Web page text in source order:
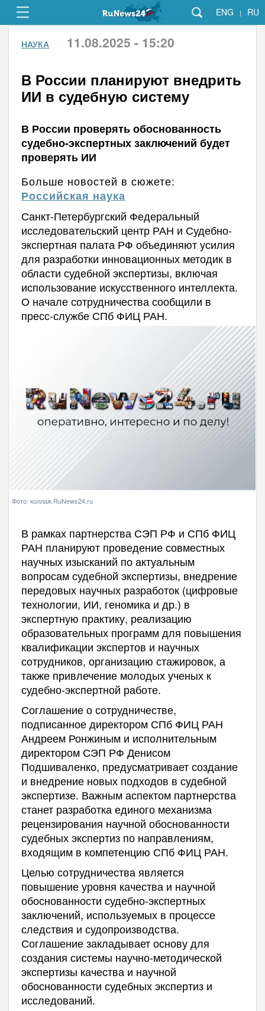
ENG | RU
НАУКА 11.08.2025 - 15:20
В России планируют внедрить
ИИ в судебную систему
В России проверять обоснованность
судебно-экспертных заключений будет
проверять ИИ
Больше новостей в сюжете:
Российская наука
Санкт-Петербургский Федеральный
исследовательский центр РАН и Судебно-
экспертная палата РФ объединяют усилия
для разработки инновационных методик в
области судебной экспертизы, включая
использование искусственного интеллекта.
О начале сотрудничества сообщили в
пресс-службе СПб ФИЦ РАН.
Фото: коллаж RuNews24.ru
В рамках партнерства СЭП РФ и СПб ФИЦ
РАН планируют проведение совместных
научных изысканий по актуальным
вопросам судебной экспертизы, внедрение
передовых научных разработок (цифровые
технологии, ИИ, геномика и др.) в
экспертную практику, реализацию
образовательных программ для повышения
квалификации экспертов и научных
сотрудников, организацию стажировок, а
также привлечение молодых ученых к
судебно-экспертной работе.
Соглашение о сотрудничестве,
подписанное директором СПб ФИЦ РАН
Андреем Ронжиным и исполнительным
директором СЭП РФ Денисом
Подшиваленко, предусматривает создание
и внедрение новых подходов в судебной
экспертизе. Важным аспектом партнерства
станет разработка единого механизма
рецензирования научной обоснованности
судебных экспертиз по направлениям,
входящим в компетенцию СПб ФИЦ РАН.
Целью сотрудничества является
повышение уровня качества и научной
обоснованности судебно-экспертных
заключений, используемых в процессе
следствия и судопроизводства.
Соглашение закладывает основу для
создания системы научно-методической
экспертизы качества и научной
обоснованности судебных экспертиз и
исследований.